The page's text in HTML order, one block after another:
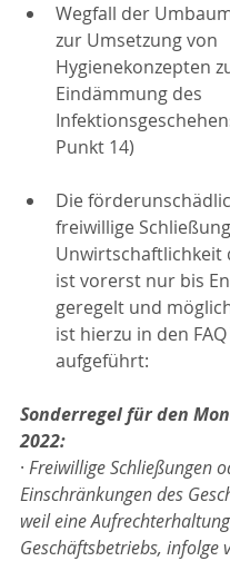
Wegfall der
zur Umsetzung von
Hygienekonzepten
Eindämmung des
Punkt 14)
Die
freiwillige
Unwirtschaftlichkeit
ist vorerst nur bis
geregelt und
ist hierzu in den
aufgeführt:
Sonderregel für den
2022:
· Freiwillige Schließungen
Einschränkungen des
weil eine
Geschäftsbetriebs, infolge